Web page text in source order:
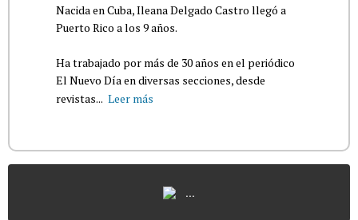
Nacida en Cuba, Ileana Delgado Castro llegó a
Puerto Rico a los 9 años.
Ha trabajado por más de 30 años en el periódico
El Nuevo Día en diversas secciones, desde
revistas... Leer más
...